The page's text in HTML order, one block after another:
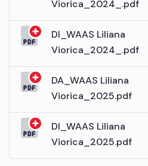
Viorica_2024_.pdf
DI_WAAS Liliana
Viorica_2024_.pdf
DA_WAAS Liliana
Viorica_2025.pdf
DI_WAAS Liliana
Viorica_2025.pdf